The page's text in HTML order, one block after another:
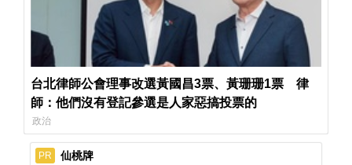
台北律師公會理事改選黃國昌3票、黃珊珊1票 律
師：他們沒有登記參選是人家惡搞投票的
政治
PR 仙桃牌